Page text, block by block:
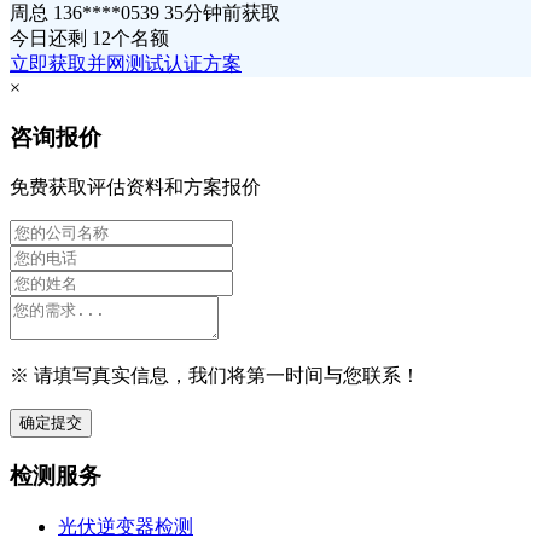
周总 136****0539 35分钟前获取
今日还剩 12个名额
立即获取并网测试认证方案
×
咨询报价
免费获取评估资料和方案报价
※ 请填写真实信息，我们将第一时间与您联系！
确定提交
检测服务
光伏逆变器检测